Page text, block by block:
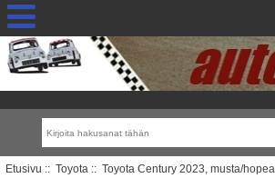
Etusivu :: Toyota :: Toyota Century 2023, musta/hopea